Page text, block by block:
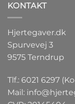
KONTAKT
Hjertegaver.dk
Spurvevej 3
9575 Terndrup
Tlf.: 6021 6297
Mail: